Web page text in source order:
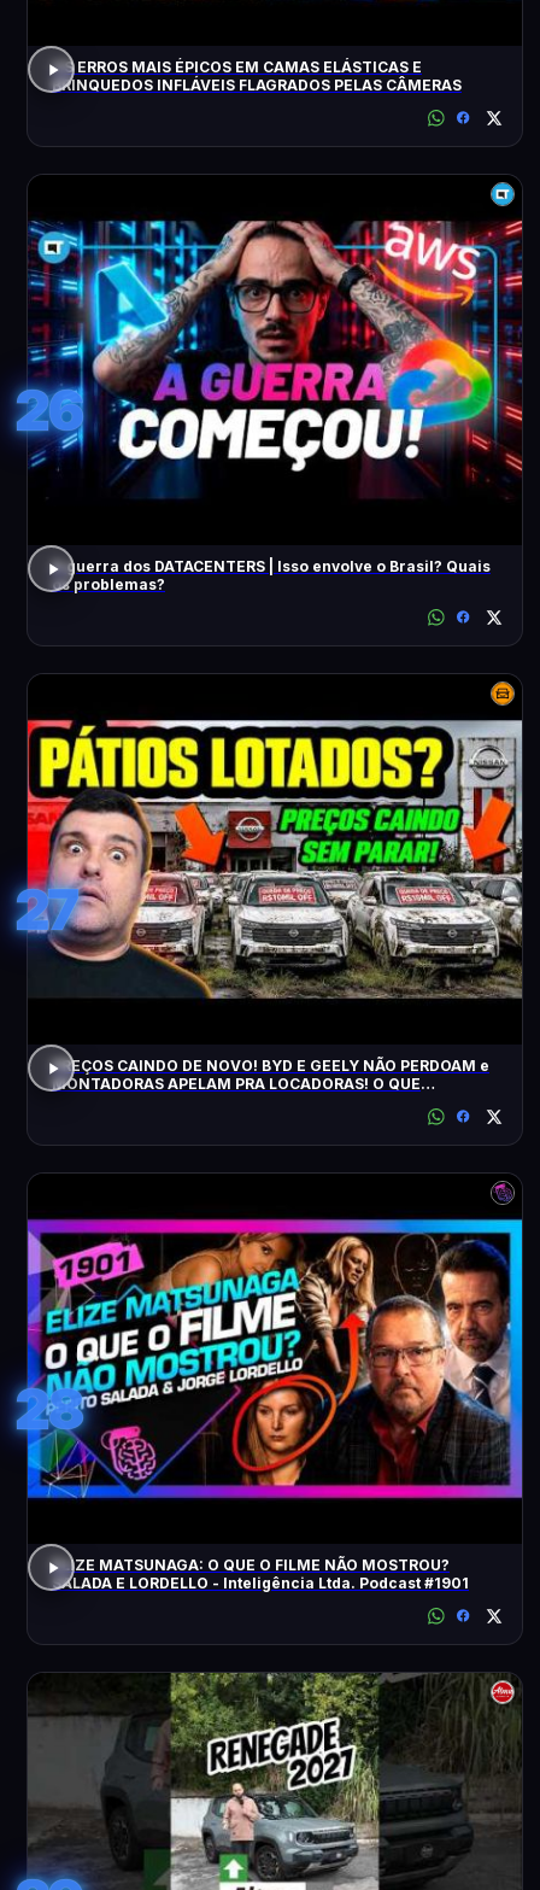
OS ERROS MAIS ÉPICOS EM CAMAS ELÁSTICAS E
BRINQUEDOS INFLÁVEIS FLAGRADOS PELAS CÂMERAS
26
A guerra dos DATACENTERS | Isso envolve o Brasil? Quais
os problemas?
27
PREÇOS CAINDO DE NOVO! BYD E GEELY NÃO PERDOAM e
MONTADORAS APELAM PRA LOCADORAS! O QUE
28
ELIZE MATSUNAGA: O QUE O FILME NÃO MOSTROU?
SALADA E LORDELLO - Inteligência Ltda. Podcast #1901